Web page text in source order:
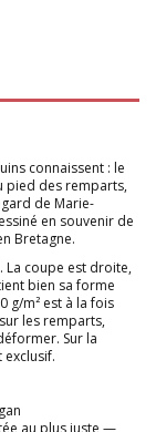
connaissent : le
pied des remparts,
de Marie-
en souvenir de
Bretagne.
La coupe est droite,
bien sa forme
g/m² est à la fois
les remparts,
Sur la
au plus juste —